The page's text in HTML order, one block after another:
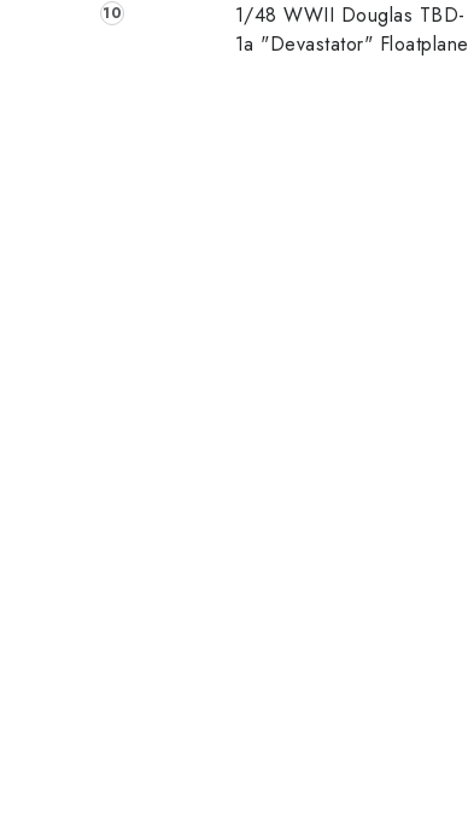
1/48 WWII Douglas TBD-
1a "Devastator" Floatplane